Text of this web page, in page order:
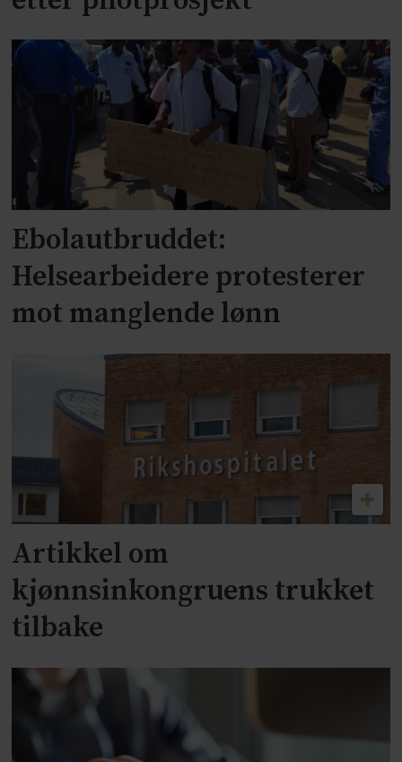
Ebolautbruddet:
Helsearbeidere protesterer
mot manglende lønn
Artikkel om
kjønnsinkongruens trukket
tilbake